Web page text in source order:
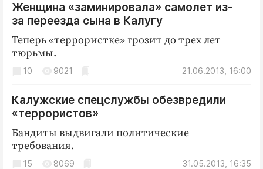
Женщина «заминировала» самолет из-
за переезда сына в Калугу
Теперь «террористке» грозит до трех лет
тюрьмы.
21.06.2013, 16:00
10 9021
Калужские спецслужбы обезвредили
«террористов»
Бандиты выдвигали политические
требования.
31.05.2013, 16:35
15 8069